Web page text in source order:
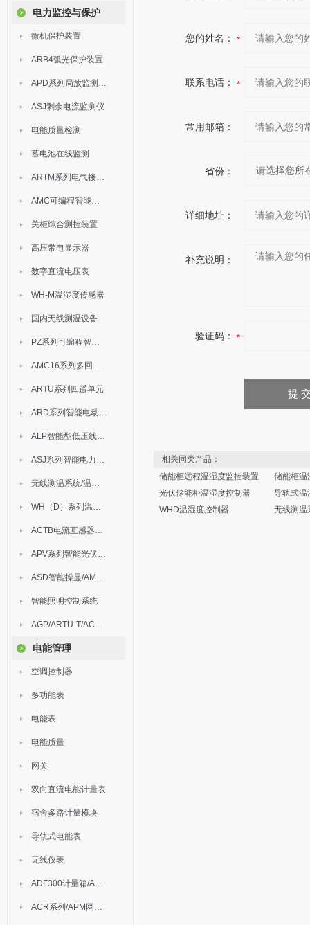
电力监控与保护
微机保护装置
ARB4弧光保护装置
APD系列局放监测装置
ASJ剩余电流监测仪
电能质量检测
蓄电池在线监测
ARTM系列电气接点测温装置
AMC可编程智能电测表
关柜综合测控装置
高压带电显示器
数字直流电压表
WH-M温湿度传感器
国内无线测温设备
PZ系列可编程智能表
AMC16系列多回路监控装置
ARTU系列四遥单元
ARD系列智能电动机保护器
ALP智能型低压线路保护装置
ASJ系列智能电力继电器
无线测温系统/温度巡检
WH（D）系列温湿度控制器
ACTB电流互感器过电压保护器
APV系列智能光伏汇流箱
ASD智能操显/AM中压保护
智能照明控制系统
AGP/ARTU-T/ACM/ADDC
电能管理
空调控制器
多功能表
电能表
电能质量
网关
双向直流电能计量表
宿舍多路计量模块
导轨式电能表
无线仪表
ADF300计量箱/AEW无线计量
ACR系列/APM网络电力仪表
您的姓名：
联系电话：
常用邮箱：
省份：
详细地址：
补充说明：
验证码：
相关同类产品：
储能柜远程温湿度监控装置
储能柜温
光伏储能柜温湿度控制器
导轨式温
WHD温湿度控制器
无线测温